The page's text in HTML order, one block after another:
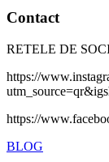
Contact
RETELE DE
https://
https://
BLOG